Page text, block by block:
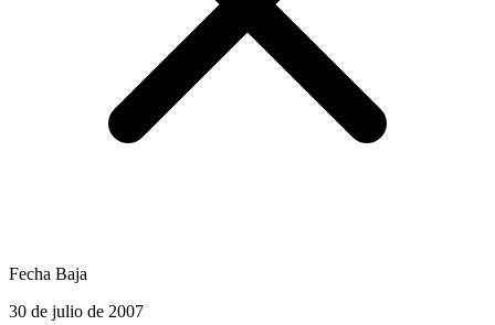
Fecha Baja
30 de julio de 2007